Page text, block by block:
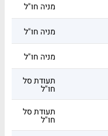
מניה חו"ל
מניה חו"ל
מניה חו"ל
תעודת סל
חו"ל
תעודת סל
חו"ל